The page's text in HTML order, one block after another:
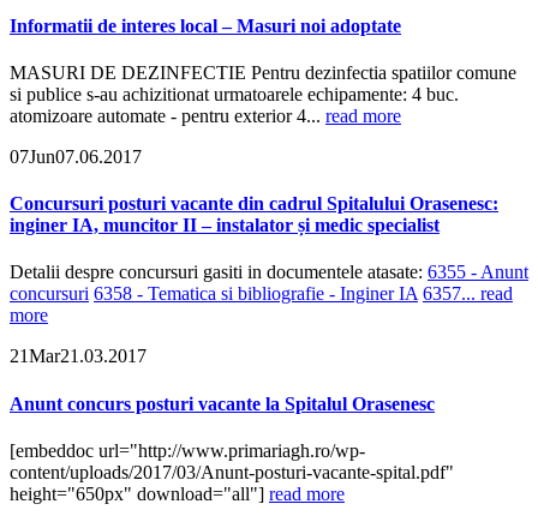
Informatii de interes local – Masuri noi adoptate
MASURI DE DEZINFECTIE Pentru dezinfectia spatiilor comune
si publice s-au achizitionat urmatoarele echipamente: 4 buc.
atomizoare automate - pentru exterior 4... read more
07Jun07.06.2017
Concursuri posturi vacante din cadrul Spitalului Orasenesc:
inginer IA, muncitor II – instalator și medic specialist
Detalii despre concursuri gasiti in documentele atasate: 6355 - Anunt
concursuri 6358 - Tematica si bibliografie - Inginer IA 6357... read
more
21Mar21.03.2017
Anunt concurs posturi vacante la Spitalul Orasenesc
[embeddoc url="http://www.primariagh.ro/wp-
content/uploads/2017/03/Anunt-posturi-vacante-spital.pdf"
height="650px" download="all"] read more